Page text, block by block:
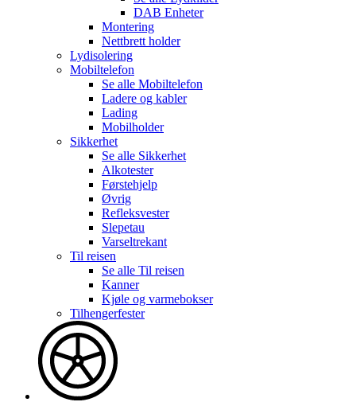
DAB Enheter
Montering
Nettbrett holder
Lydisolering
Mobiltelefon
Se alle Mobiltelefon
Ladere og kabler
Lading
Mobilholder
Sikkerhet
Se alle Sikkerhet
Alkotester
Førstehjelp
Øvrig
Refleksvester
Slepetau
Varseltrekant
Til reisen
Se alle Til reisen
Kanner
Kjøle og varmebokser
Tilhengerfester